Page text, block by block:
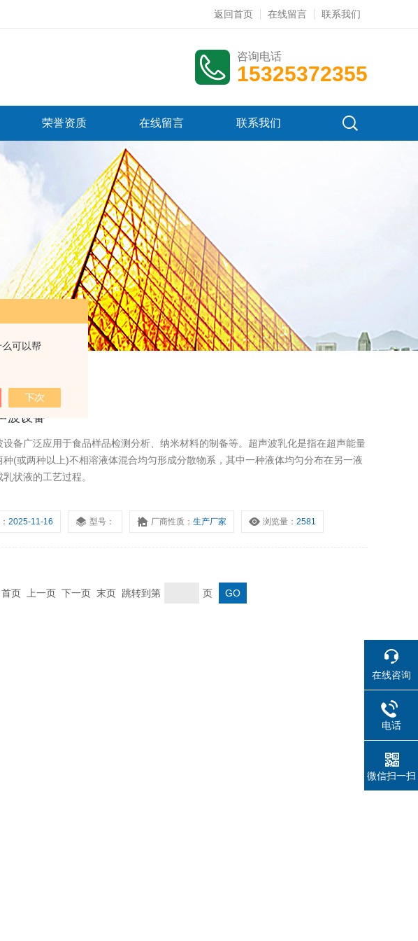
可以帮
返回首页 在线留言 联系我们
咨询电话
15325372355
荣誉资质 在线留言 联系我们
波设备
设备广泛应用于食品样品检测分析、纳米材料的制备等。超声波乳化是指在超声能量
种(或两种以上)不相溶液体混合均匀形成分散物系，其中一种液体均匀分布在另一液
状液的工艺过程。
2025-11-16 型号： 厂商性质：生产厂家 浏览量：2581
页 上一页 下一页 末页 跳转到第 页
在线咨询
电话
微信扫一扫